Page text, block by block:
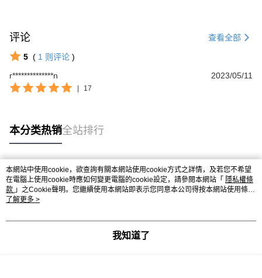
评论 查看全部
5 ( 1 则评论 )
r**************n
2023/05/11
| 17
本分类热销全站排行
热门标签
本網站中使用cookie，欲查詢有關本網站使用cookie方式之詳情，及若您不希望
在電腦上使用cookie時應如何變更電腦的cookie設定，請參閱本網站「 隱私權條
款 」之Cookie聲明。您繼續使用本網站即表示您同意本公司得按本網站使用條款
之Cookie聲明使用cookie。
了解更多 >
我知道了